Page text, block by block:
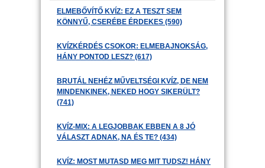
ELMEBŐVÍTŐ KVÍZ: EZ A TESZT SEM
KÖNNYŰ, CSERÉBE ÉRDEKES (590)
KVÍZKÉRDÉS CSOKOR: ELMEBAJNOKSÁG,
HÁNY PONTOD LESZ? (617)
BRUTÁL NEHÉZ MŰVELTSÉGI KVÍZ, DE NEM
MINDENKINEK, NEKED HOGY SIKERÜLT?
(741)
KVÍZ-MIX: A LEGJOBBAK EBBEN A 8 JÓ
VÁLASZT ADNAK, NA ÉS TE? (434)
KVÍZ: MOST MUTASD MEG MIT TUDSZ! HÁNY